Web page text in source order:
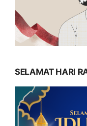
SELAMAT HARI